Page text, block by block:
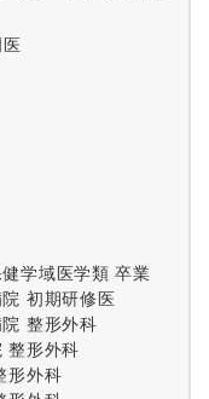
学域医学類 卒業
初期研修医
整形外科
整形外科
形外科